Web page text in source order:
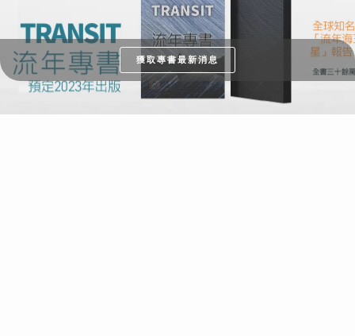
獲取專書最新消息